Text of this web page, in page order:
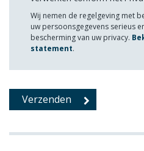
Wij nemen de regelgeving met
uw persoonsgegevens serieus
bescherming van uw privacy.
statement.